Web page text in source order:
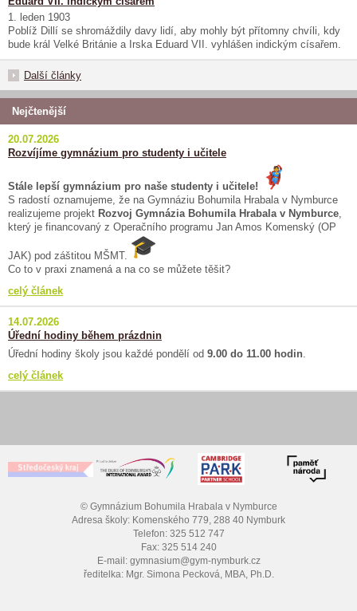
1. leden 1903
Poblíž Dillí se shromáždily davy lidí, aby mohly být přítomny chvíli, kdy
bude král Velké Británie a Irska Eduard VII. vyhlášen indickým císařem.
Další články
Nejčtenější
20.07.2026
Rozvíjíme gymnázium pro studenty i učitele
Stále lepší gymnázium pro naše studenty i učitele!
S radostí oznamujeme, že na Gymnáziu Bohumila Hrabala v Nymburce
realizujeme projekt Rozvoj Gymnázia Bohumila Hrabala v Nymburce
který je financovaný z Operačního programu Jan Amos Komenský (OP
JAK) pod záštitou MŠMT.
Co to v praxi znamená a na co se můžete těšit?
celý článek
14.07.2026
Úřední hodiny během prázdnin
Úřední hodiny školy jsou každé pondělí od 9.00 do 11.00 hodin
celý článek
© Gymnázium Bohumila Hrabala v Nymburce
Adresa školy: Komenského 779, 288 40 Nymburk
Telefon: 325 512 747
Fax: 325 514 240
E-mail: gymnasium@gym-nymburk.cz
ředitelka: Mgr. Simona Pecková, MBA, Ph.D.